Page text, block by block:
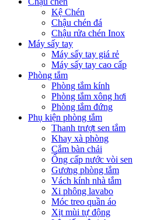
Kệ Chén
Chậu chén đá
Chậu rửa chén Inox
Máy sấy tay
Máy sấy tay giá rẻ
Máy sấy tay cao cấp
Phòng tắm
Phòng tắm kính
Phòng tắm xông hơi
Phòng tắm đứng
Phụ kiện phòng tắm
Thanh trượt sen tắm
Khay xà phòng
Cắm bàn chải
Ống cấp nước vòi sen
Gương phòng tắm
Vách kính nhà tắm
Xi phông lavabo
Móc treo quần áo
Xịt mùi tự động